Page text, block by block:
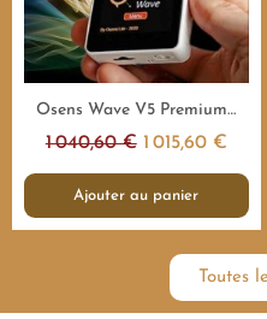
Aperçu rapide Osens Wave V5 Premium 1.000.000Hz - 4H - Emetteur fréquences
1 040,60 € 1 015,60 €
Ajouter au panier
Toutes